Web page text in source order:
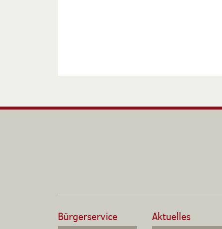
Bürgerservice Aktuelles